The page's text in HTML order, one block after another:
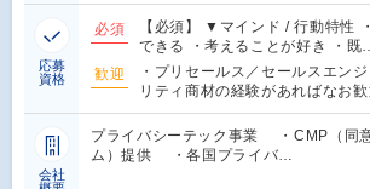
応募
資格
必須
【必須】 ▼マインド / 行動特性
できる ・考えることが好き ・既
歓迎
・プリセールス／セールスエン
リティ商材の経験があればなお
会社
プライバシーテック事業 ・CMP（同
ム）提供 ・各国プライバ…